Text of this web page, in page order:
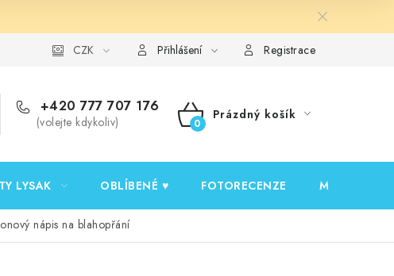
Podmínky ochrany osobních údajů Ověřování recenzí
CZK Přihlášení Registrace
+420 777 707 176
(volejte kdykoliv)
NÁKUPNÍ
Prázdný košík
LYSAK OBLÍBENÉ ♥️ FOTORECENZE MOJE
nápis na blahopřání